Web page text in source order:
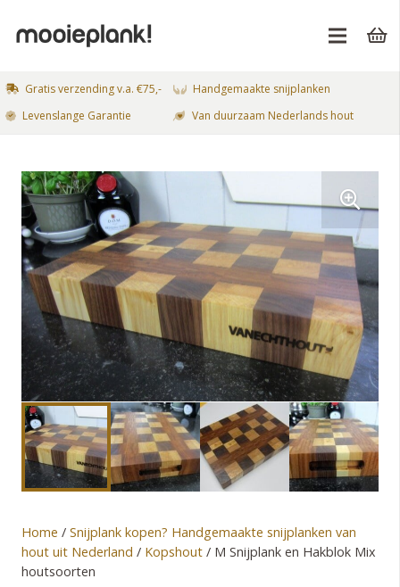
Gratis verzending v.a. €75,-
Levenslange Garantie
Handgemaakte snijplanken
Van duurzaam Nederlands hout
Home / Snijplank kopen? Handgemaakte snijplanken van
hout uit Nederland / Kopshout / M Snijplank en Hakblok Mix
houtsoorten